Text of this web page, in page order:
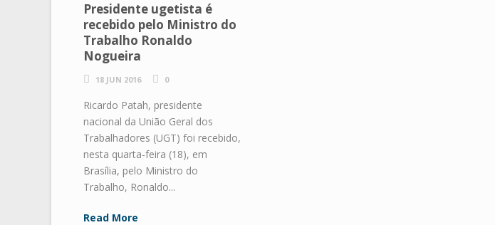
Presidente ugetista é
recebido pelo Ministro do
Trabalho Ronaldo
Nogueira
18 JUN 2016 0
Ricardo Patah, presidente
nacional da União Geral dos
Trabalhadores (UGT) foi recebido,
nesta quarta-feira (18), em
Brasília, pelo Ministro do
Trabalho, Ronaldo...
Read More